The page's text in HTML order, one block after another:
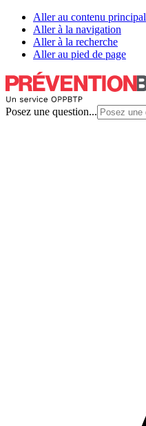
Aller au contenu principal
Aller à la navigation
Aller à la recherche
Aller au pied de page
Posez une question...